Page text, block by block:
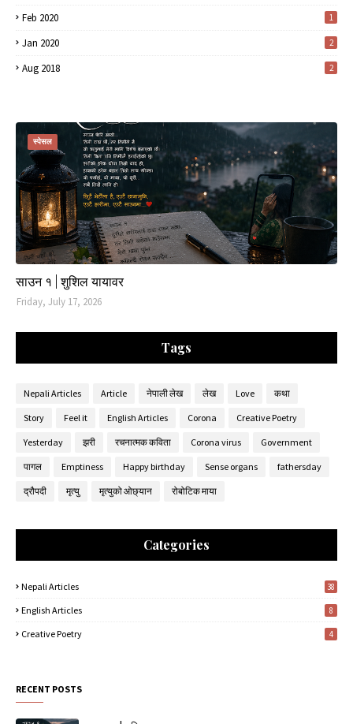
Feb 2020 1
Jan 2020 2
Aug 2018 2
स्पेसल
साउन १ | शुशिल यायावर
Friday, July 17, 2026
Tags
Nepali Articles Article नेपाली लेख लेख Love कथा
Story Feel it English Articles Corona Creative Poetry
Yesterday झरी रचनात्मक कविता Corona virus Government
पागल Emptiness Happy birthday Sense organs fathersday
द्रौपदी मृत्यु मृत्युको ओछ्यान रोबोटिक माया
Categories
Nepali Articles 38
English Articles 8
Creative Poetry 4
RECENT POSTS